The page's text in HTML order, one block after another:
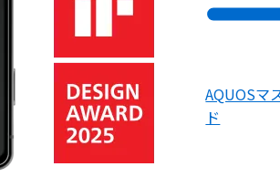
AQUOSマ
ド